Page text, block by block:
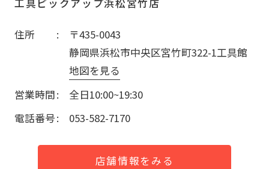
工具ピックアップ浜松宮竹店
住所
〒435-0043
静岡県浜松市中央区宮竹町322-1工具館
地図を見る
営業時間
全日10:00~19:30
電話番号
053-582-7170
店舗情報をみる